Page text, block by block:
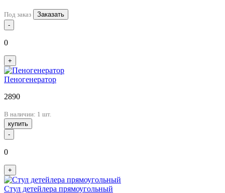
Под заказ
Заказать
-
0
+
Пеногенератор
2890
В наличии: 1 шт.
купить
-
0
+
Стул детейлера прямоугольный